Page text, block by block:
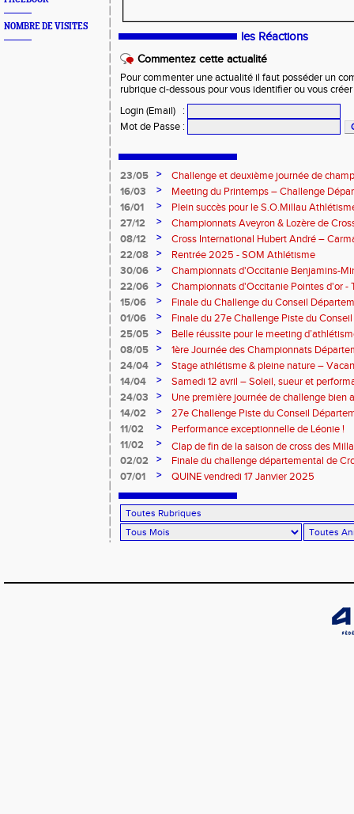
NOMBRE DE VISITES
les Réactions
Commentez cette actualité
Pour commenter une actualité il faut posséder un
rubrique ci-dessous pour vous identifier ou vous
Login (Email)
:
Mot de Passe :
23/05 >
Challenge et deuxième journée de
l’Aveyron
16/03 >
Meeting du Printemps – Challenge
Samedi 28 mars 2026
16/01 >
Plein succès pour le S.O.Millau
départementaux de cross-country
27/12 >
Championnats Aveyron & Lozère de
08/12
>
Cross International Hubert André –
22/08
>
Rentrée 2025 - SOM Athlétisme
30/06
>
Championnats d'Occitanie Benjamins-
2025 – Albi
22/06 >
Championnats d'Occitanie Pointes d'or -
juin 2025
15/06 >
Finale du Challenge du Conseil
01/06
>
Finale du 27e Challenge Piste du
l'Aveyron
25/05 >
Belle réussite pour le meeting
08/05
>
1ère Journée des Championnats
24/04
>
Stage athlétisme & pleine nature –
14/04
>
Samedi 12 avril – Soleil, sueur et
Rouergue pour la 2eme journée du
24/03 >
Une première journée de challenge bien
14/02
>
27e Challenge Piste du Conseil
11/02
>
Performance exceptionnelle de Léonie !
11/02
>
Clap de fin de la saison de cross des
02/02
>
Finale du challenge départemental de
07/01
> QUINE vendredi 17 Janvier 2025